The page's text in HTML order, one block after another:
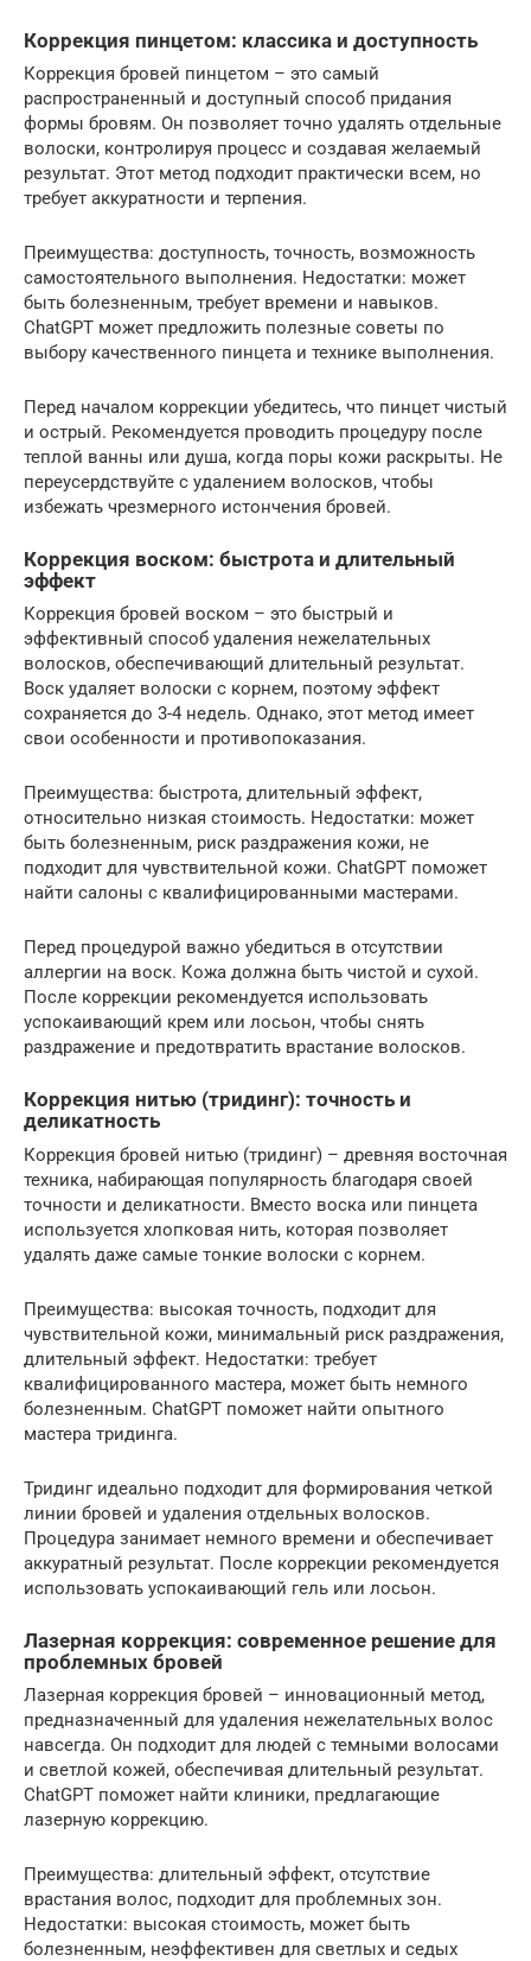
Коррекция пинцетом: классика и доступность
Коррекция бровей пинцетом – это самый
распространенный и доступный способ придания
формы бровям. Он позволяет точно удалять отдельные
волоски, контролируя процесс и создавая желаемый
результат. Этот метод подходит практически всем, но
требует аккуратности и терпения.
Преимущества: доступность, точность, возможность
самостоятельного выполнения. Недостатки: может
быть болезненным, требует времени и навыков.
ChatGPT может предложить полезные советы по
выбору качественного пинцета и технике выполнения.
Перед началом коррекции убедитесь, что пинцет чистый
и острый. Рекомендуется проводить процедуру после
теплой ванны или душа, когда поры кожи раскрыты. Не
переусердствуйте с удалением волосков, чтобы
избежать чрезмерного истончения бровей.
Коррекция воском: быстрота и длительный
эффект
Коррекция бровей воском – это быстрый и
эффективный способ удаления нежелательных
волосков, обеспечивающий длительный результат.
Воск удаляет волоски с корнем, поэтому эффект
сохраняется до 3-4 недель. Однако, этот метод имеет
свои особенности и противопоказания.
Преимущества: быстрота, длительный эффект,
относительно низкая стоимость. Недостатки: может
быть болезненным, риск раздражения кожи, не
подходит для чувствительной кожи. ChatGPT поможет
найти салоны с квалифицированными мастерами.
Перед процедурой важно убедиться в отсутствии
аллергии на воск. Кожа должна быть чистой и сухой.
После коррекции рекомендуется использовать
успокаивающий крем или лосьон, чтобы снять
раздражение и предотвратить врастание волосков.
Коррекция нитью (тридинг): точность и
деликатность
Коррекция бровей нитью (тридинг) – древняя восточная
техника, набирающая популярность благодаря своей
точности и деликатности. Вместо воска или пинцета
используется хлопковая нить, которая позволяет
удалять даже самые тонкие волоски с корнем.
Преимущества: высокая точность, подходит для
чувствительной кожи, минимальный риск раздражения,
длительный эффект. Недостатки: требует
квалифицированного мастера, может быть немного
болезненным. ChatGPT поможет найти опытного
мастера тридинга.
Тридинг идеально подходит для формирования четкой
линии бровей и удаления отдельных волосков.
Процедура занимает немного времени и обеспечивает
аккуратный результат. После коррекции рекомендуется
использовать успокаивающий гель или лосьон.
Лазерная коррекция: современное решение для
проблемных бровей
Лазерная коррекция бровей – инновационный метод,
предназначенный для удаления нежелательных волос
навсегда. Он подходит для людей с темными волосами
и светлой кожей, обеспечивая длительный результат.
ChatGPT поможет найти клиники, предлагающие
лазерную коррекцию.
Преимущества: длительный эффект, отсутствие
врастания волос, подходит для проблемных зон.
Недостатки: высокая стоимость, может быть
болезненным, неэффективен для светлых и седых